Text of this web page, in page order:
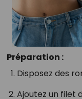
Préparation :
Disposez des
Ajoutez un filet